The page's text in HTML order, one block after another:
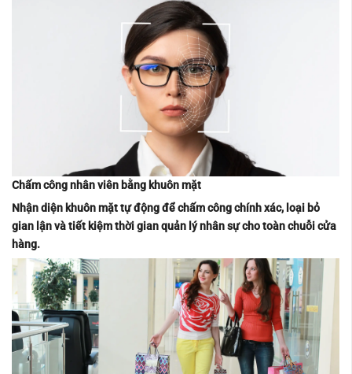
Chấm công nhân viên bằng khuôn mặt
Nhận diện khuôn mặt tự động để chấm công chính xác, loại bỏ
gian lận và tiết kiệm thời gian quản lý nhân sự cho toàn chuỗi cửa
hàng.